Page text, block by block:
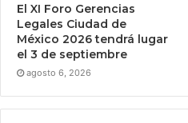
El XI Foro Gerencias
Legales Ciudad de
México 2026 tendrá lugar
el 3 de septiembre
agosto 6, 2026